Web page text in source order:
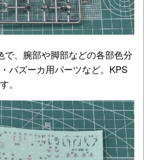
、腕部や脚部などの各部色分
バズーカ用パーツなど。KPS
。